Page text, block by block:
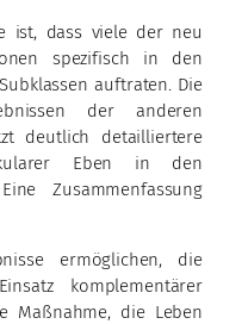
ist, dass viele der neu
spezifisch in den
auftraten. Die
der anderen
deutlich detailliertere
Eben in den
Zusammenfassung
ermöglichen, die
komplementärer
Maßnahme, die Leben